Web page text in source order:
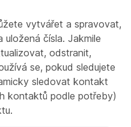
vytvářet a spravovat,
čísla. Jakmile
odstranit,
se, pokud sledujete
sledovat kontakt
kontaktů podle potřeby)